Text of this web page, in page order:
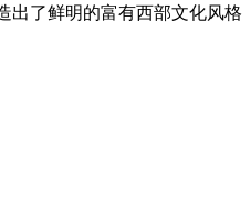
出了鲜明的富有西部文化风格